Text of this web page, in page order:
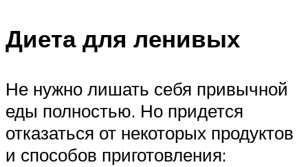
Диета для ленивых
Не нужно лишать себя привычной
еды полностью. Но придется
отказаться от некоторых продуктов
и способов приготовления: